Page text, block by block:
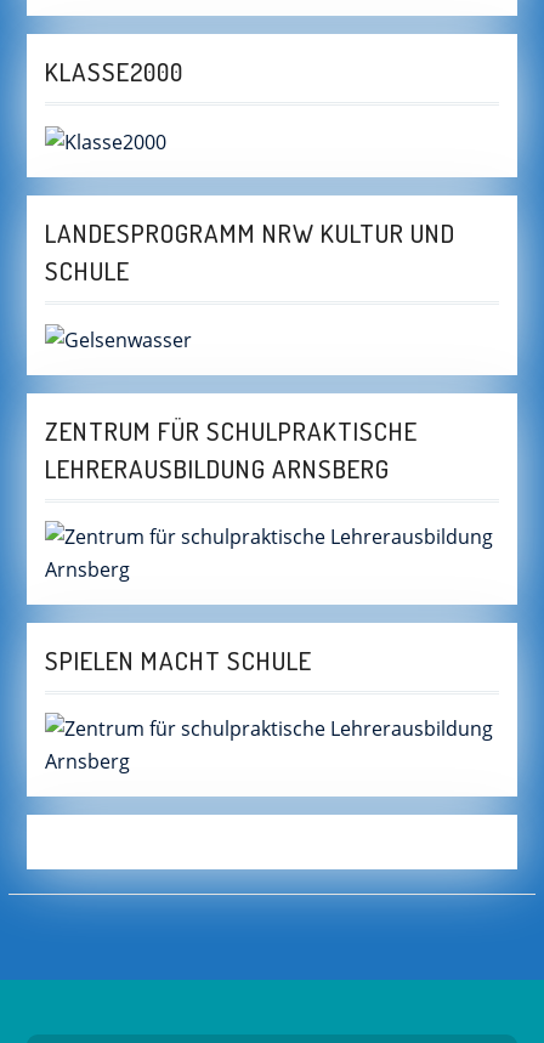
KLASSE2000
LANDESPROGRAMM NRW KULTUR UND
SCHULE
ZENTRUM FÜR SCHULPRAKTISCHE
LEHRERAUSBILDUNG ARNSBERG
SPIELEN MACHT SCHULE